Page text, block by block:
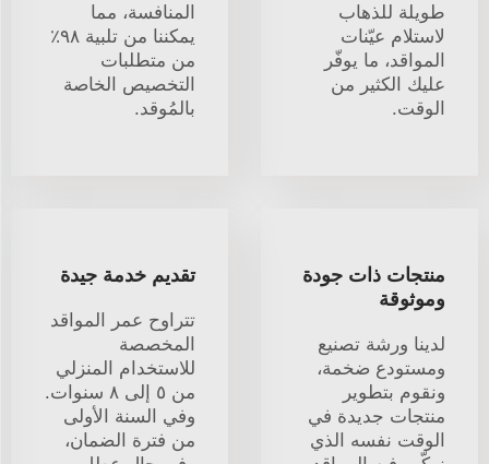
طويلة للذهاب
لاستلام عيّنات
المواقد، ما يوفّر
عليك الكثير من
الوقت.
المنافسة، مما
يمكننا من تلبية ٩٨٪
من متطلبات
التخصيص الخاصة
بالمُوقد.
منتجات ذات جودة
وموثوقة
لدينا ورشة تصنيع
ومستودع ضخمة،
ونقوم بتطوير
منتجات جديدة في
الوقت نفسه الذي
تقديم خدمة جيدة
تتراوح عمر المواقد
المخصصة
للاستخدام المنزلي
من ٥ إلى ٨ سنوات.
وفي السنة الأولى
من فترة الضمان،